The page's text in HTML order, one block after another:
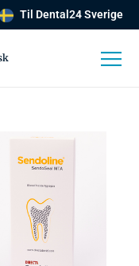
Til Dental24 Sverige